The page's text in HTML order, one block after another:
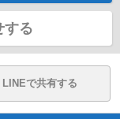
する
LINEで共有する